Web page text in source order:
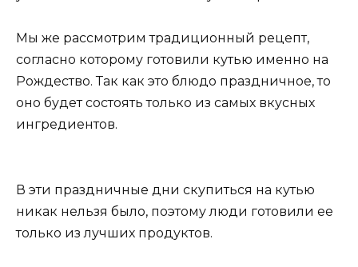
Мы же рассмотрим традиционный рецепт,
согласно которому готовили кутью именно на
Рождество. Так как это блюдо праздничное, то
оно будет состоять только из самых вкусных
ингредиентов.
В эти праздничные дни скупиться на кутью
никак нельзя было, поэтому люди готовили ее
только из лучших продуктов.